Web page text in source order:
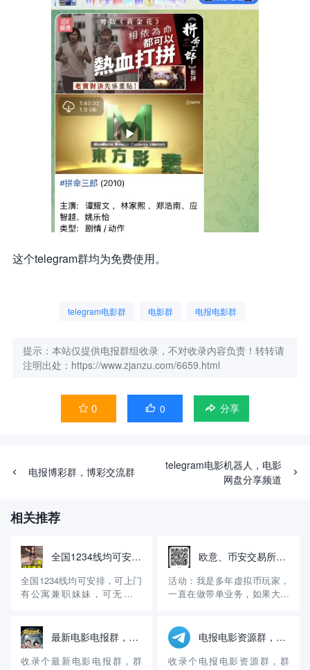
这个telegram群均为免费使用。
telegram电影群 电影群 电报电影群
提示：本站仅提供电报群组收录，不对收录内容负责！转转请
注明出处：https://www.zjanzu.com/6659.html
 0  0 分享
电报博彩群，博彩交流群
telegram电影机器人，电影
网盘分享频道
相关推荐
全国1234线均可安排，无定金，先做后付自带公寓火鱼号:WE8866
全国1234线均可安排，可上门
有公寓兼职妹妹，可无套内
火鱼账号：WE8866【QQ微信
风控】约炮请到应用商店或 百
度浏览器 搜索（火鱼）APP下
欧意、币安交易所邀请码，享受30%的返佣！
活动：我是多年虚拟币玩家，
一直在做带单业务，如果大家
30%的手续费返佣。另外，可
以进入我的交易群组，免费享
受交易策略！ 介绍：交易是我
最新电影电报群，电影频道
收录个最新电影电报群，群
电报电影资源群，三级电影经典电影
收录个电报电影资源群，群